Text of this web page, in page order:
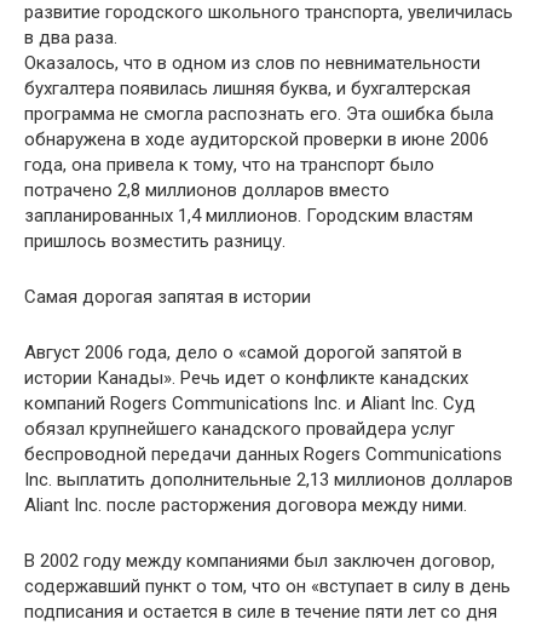
развитие городского школьного транспорта, увеличилась
в два раза.
Оказалось, что в одном из слов по невнимательности
бухгалтера появилась лишняя буква, и бухгалтерская
программа не смогла распознать его. Эта ошибка была
обнаружена в ходе аудиторской проверки в июне 2006
года, она привела к тому, что на транспорт было
потрачено 2,8 миллионов долларов вместо
запланированных 1,4 миллионов. Городским властям
пришлось возместить разницу.
Самая дорогая запятая в истории
Август 2006 года, дело о «самой дорогой запятой в
истории Канады». Речь идет о конфликте канадских
компаний Rogers Communications Inc. и Aliant Inc. Суд
обязал крупнейшего канадского провайдера услуг
беспроводной передачи данных Rogers Communications
Inc. выплатить дополнительные 2,13 миллионов долларов
Aliant Inc. после расторжения договора между ними.
В 2002 году между компаниями был заключен договор,
содержавший пункт о том, что он «вступает в силу в день
подписания и остается в силе в течение пяти лет со дня